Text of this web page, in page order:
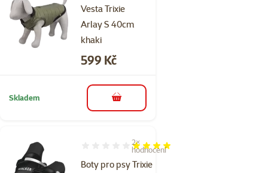
Vesta Trixie
Arlay S 40cm
khaki
Cena
599 Kč
Skladem do košíku
Boty pro psy Trixie
Hodnocení 80%, počet hodnocení: 2
2×
hodnocení